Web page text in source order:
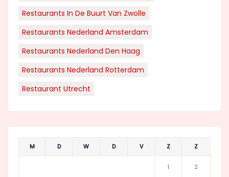
Restaurants In De Buurt Van Zwolle
Restaurants Nederland Amsterdam
Restaurants Nederland Den Haag
Restaurants Nederland Rotterdam
Restaurant Utrecht
M D W D V Z Z
1 2